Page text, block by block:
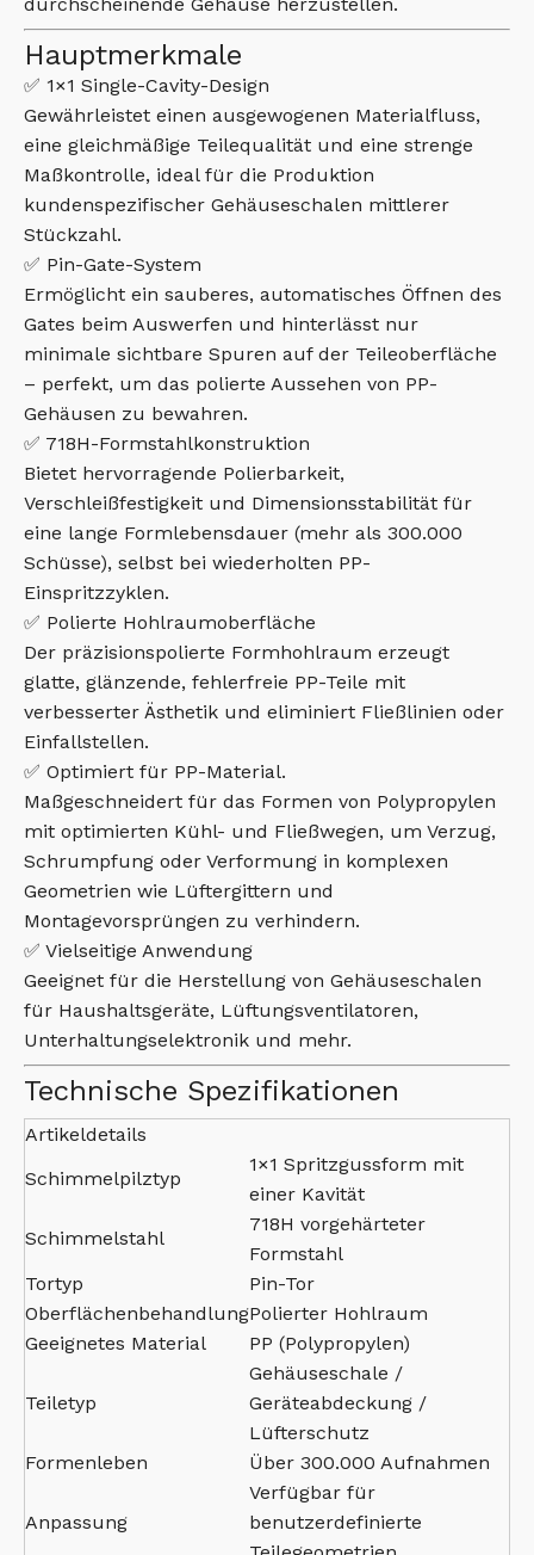
Hauptmerkmale
✅ 1×1 Single-Cavity-Design
Gewährleistet einen ausgewogenen Materialfluss,
eine gleichmäßige Teilequalität und eine strenge
Maßkontrolle, ideal für die Produktion
kundenspezifischer Gehäuseschalen mittlerer
Stückzahl.
✅ Pin-Gate-System
Ermöglicht ein sauberes, automatisches Öffnen des
Gates beim Auswerfen und hinterlässt nur
minimale sichtbare Spuren auf der Teileoberfläche
– perfekt, um das polierte Aussehen von PP-
Gehäusen zu bewahren.
✅ 718H-Formstahlkonstruktion
Bietet hervorragende Polierbarkeit,
Verschleißfestigkeit und Dimensionsstabilität für
eine lange Formlebensdauer (mehr als 300.000
Schüsse), selbst bei wiederholten PP-
Einspritzzyklen.
✅ Polierte Hohlraumoberfläche
Der präzisionspolierte Formhohlraum erzeugt
glatte, glänzende, fehlerfreie PP-Teile mit
verbesserter Ästhetik und eliminiert Fließlinien oder
Einfallstellen.
✅ Optimiert für PP-Material.
Maßgeschneidert für das Formen von Polypropylen
mit optimierten Kühl- und Fließwegen, um Verzug,
Schrumpfung oder Verformung in komplexen
Geometrien wie Lüftergittern und
Montagevorsprüngen zu verhindern.
✅ Vielseitige Anwendung
Geeignet für die Herstellung von Gehäuseschalen
für Haushaltsgeräte, Lüftungsventilatoren,
Unterhaltungselektronik und mehr.
Technische Spezifikationen
Artikeldetails
Schimmelpilztyp
1×1 Spritzgussform mit
einer Kavität
Schimmelstahl
718H vorgehärteter
Formstahl
Tortyp
Pin-Tor
OberflächenbehandlungPolierter Hohlraum
Geeignetes Material
PP (Polypropylen)
Teiletyp
Gehäuseschale /
Geräteabdeckung /
Lüfterschutz
Formenleben
Über 300.000 Aufnahmen
Anpassung
Verfügbar für
benutzerdefinierte